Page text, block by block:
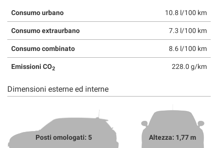
Consumo urbano 10.8 l/100 km
Consumo extraurbano 7.3 l/100 km
Consumo combinato 8.6 l/100 km
Emissioni CO2 228.0 g/km
Dimensioni esterne ed interne
Posti omologati: 5 Altezza: 1,77 m